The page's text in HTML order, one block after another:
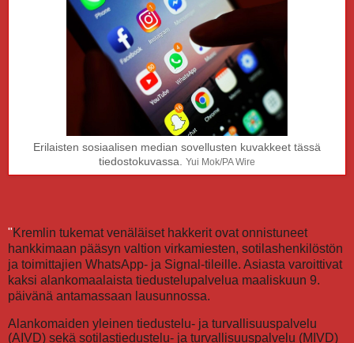
Erilaisten sosiaalisen median sovellusten kuvakkeet tässä
tiedostokuvassa. Yui Mok/PA Wire
"Kremlin tukemat venäläiset hakkerit ovat onnistuneet
hankkimaan pääsyn valtion virkamiesten, sotilashenkilöstön
ja toimittajien WhatsApp- ja Signal-tileille. Asiasta varoittivat
kaksi alankomaalaista tiedustelupalvelua maaliskuun 9.
päivänä antamassaan lausunnossa.
Alankomaiden yleinen tiedustelu- ja turvallisuuspalvelu
(AIVD) sekä sotilastiedustelu- ja turvallisuuspalvelu (MIVD)